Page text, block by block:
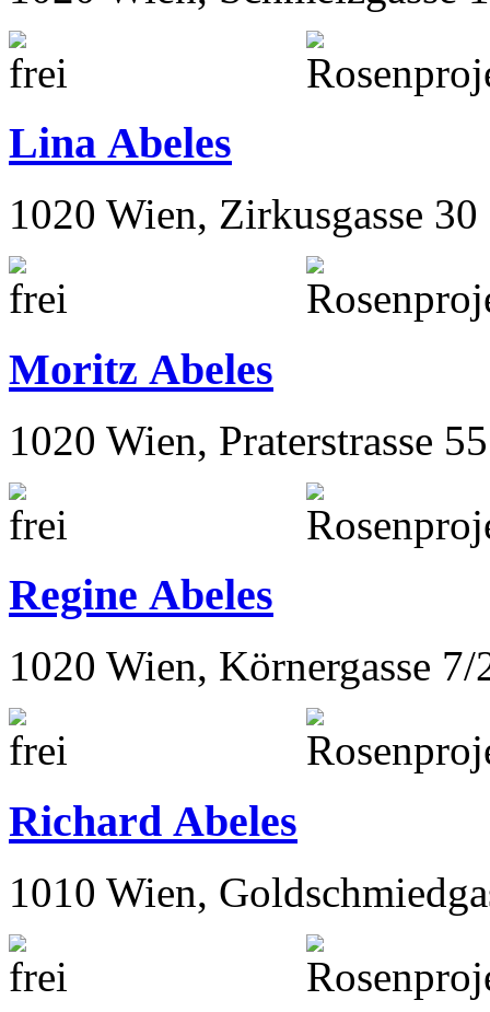
Lina Abeles
1020 Wien, Zirkusgasse 30
Moritz Abeles
1020 Wien, Praterstrasse 55
Regine Abeles
1020 Wien, Körnergasse 7/
Richard Abeles
1010 Wien,